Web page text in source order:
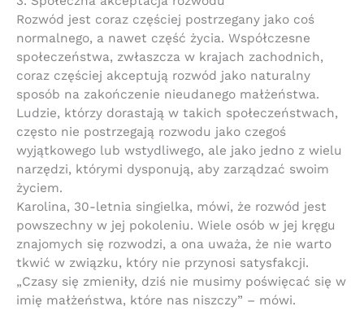
Rozwód jest coraz częściej postrzegany jako coś
normalnego, a nawet część życia. Współczesne
społeczeństwa, zwłaszcza w krajach zachodnich,
coraz częściej akceptują rozwód jako naturalny
sposób na zakończenie nieudanego małżeństwa.
Ludzie, którzy dorastają w takich społeczeństwach,
często nie postrzegają rozwodu jako czegoś
wyjątkowego lub wstydliwego, ale jako jedno z wielu
narzędzi, którymi dysponują, aby zarządzać swoim
życiem.
Karolina, 30-letnia singielka, mówi, że rozwód jest
powszechny w jej pokoleniu. Wiele osób w jej kręgu
znajomych się rozwodzi, a ona uważa, że ​​nie warto
tkwić w związku, który nie przynosi satysfakcji.
„Czasy się zmieniły, dziś nie musimy poświęcać się w
imię małżeństwa, które nas niszczy” – mówi.